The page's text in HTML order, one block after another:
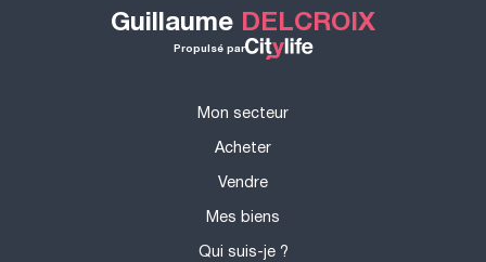
Guillaume DELCROIX
Propulsé par
Mon secteur
Acheter
Vendre
Mes biens
Qui suis-je ?